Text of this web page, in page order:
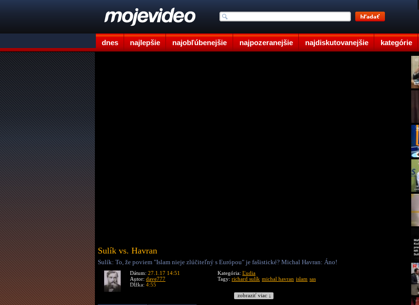
dnes najlepšie najobľúbenejšie najpozeranejšie najdiskutovanejšie kategórie
Sulík vs. Havran
Sulík: To, že poviem "Islam nieje zlúčiteľný s Európou" je fašistické? Michal Havran: Áno!
Dátum: 27.1.17 14:51
Autor: dave777
Dĺžka: 4:55
Kategória: Ľudia
Tagy: richard sulík michal havran islam sas
zobraziť viac ↓